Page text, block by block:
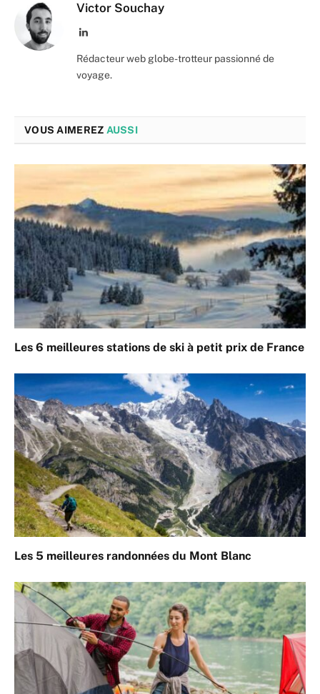
Victor Souchay
LinkedIn
Rédacteur web globe-trotteur passionné de
voyage.
VOUS AIMEREZ AUSSI
Les 6 meilleures stations de ski à petit prix de France
Les 5 meilleures randonnées du Mont Blanc